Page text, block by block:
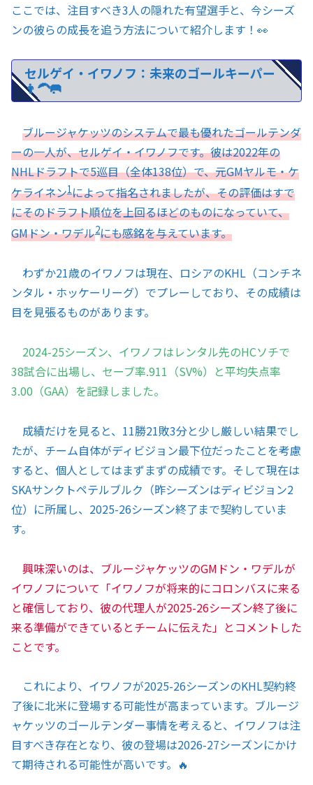
ここでは、注目すべき3人の隠れた有望選手と、今シーズ
ンの彼らの成長を追う方法について紹介します！👀
セルゲイ・イワノフ：未来のゴールキーパー
👨‍🦱🥅
ブルージャケッツのシステムで最も優れたゴールテンダ
ーの一人が、セルゲイ・イワノフです。彼は2022年の
NHLドラフトで5巡目（全体138位）で、元GMヤルモ・ケ
ケライネン1によって指名されましたが、その評価はすで
にそのドラフト順位を上回るほどのものになっていて、
GMドン・ワデル2にも感銘を与えています。
わずか21歳のイワノフは現在、ロシアのKHL（コンチネ
ンタル・ホッケーリーグ）でプレーしており、その成績は
目を見張るものがあります。
2024-25シーズン、イワノフはレンタル先のHCソチで
38試合に出場し、セーブ率.911（SV%）と平均失点率
3.00（GAA）を記録しました。
成績だけを見ると、11勝21敗3分と少し厳しい結果でし
たが、チーム自体がディビジョン最下位だったことを考慮
すると、個人としてはまずまずの成績です。そして現在は
SKAサンクトペテルブルク（昨シーズンはディビジョン2
位）に所属し、2025-26シーズン終了まで契約していま
す。
興味深いのは、ブルージャケッツのGMドン・ワデルが
イワノフについて「イワノフが将来的にコロンバスに来る
と確信しており、彼の代理人が2025-26シーズン終了後に
来る準備ができているとチームに伝えた」とコメントした
ことです。
これにより、イワノフが2025-26シーズンのKHL契約終
了後に北米に登場する可能性が高まっています。ブルージ
ャケッツのゴールテンダー事情を考えると、イワノフは注
目すべき存在となり、彼の登場は2026-27シーズンにかけ
て期待される可能性が高いです。🔥